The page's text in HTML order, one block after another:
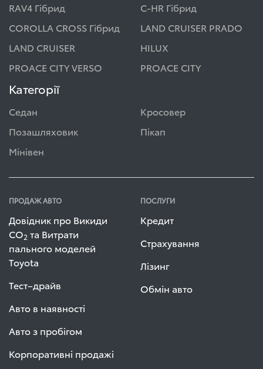
RAV4 Гібрид
C-HR Гібрид
COROLLA CROSS Гібрид
LAND CRUISER PRADO
LAND CRUISER
HILUX
PROACE CITY VERSO
PROACE CITY
Категорії
Седан
Кросовер
Позашляховик
Пікап
Мінівен
ПРОДАЖ АВТО
Довідник про Викиди
СО2 та Витрати
пального моделей
Toyota
Тест–драйв
Авто в наявності
Авто з пробігом
Корпоративні продажі
ПОСЛУГИ
Кредит
Страхування
Лізинг
Обмін авто